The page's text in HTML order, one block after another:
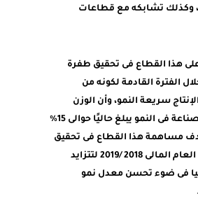
وكذلك تشابكه مع قطاعات
هذا القطاع فى تحقيق طفرة
الفترة القادمة لكونه من
سريعة النمو، وأن الوزن
النسبى لقطاع الصناعة فى النمو يبلغ حاليًا حوالى 15%
مساهمة هذا القطاع فى تحقيق
20% من النمو فى العام المالى 2018 /2019 لتتزايد
فى ضوء تحسن معدل نمو